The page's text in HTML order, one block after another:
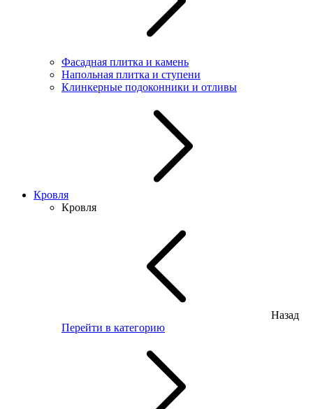
Фасадная плитка и камень
Напольная плитка и ступени
Клинкерные подоконники и отливы
Кровля
Кровля
Назад
Перейти в категорию